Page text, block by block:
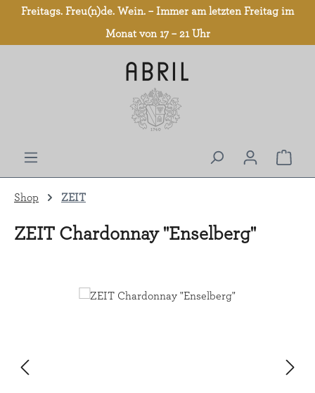
Zum Hauptinhalt springen
Freitags. Freu(n)de. Wein. – Immer am letzten Freitag im
Monat von 17 – 21 Uhr
Shop ZEIT
ZEIT Chardonnay "Enselberg"
Bildergalerie überspringen